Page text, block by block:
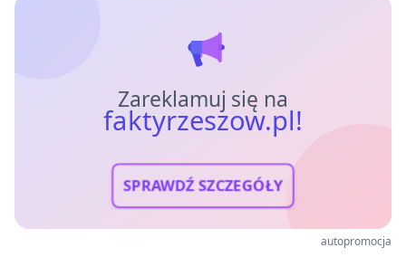
Zareklamuj się na
faktyrzeszow.pl!
SPRAWDŹ SZCZEGÓŁY
autopromocja